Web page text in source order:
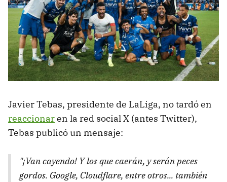
Javier Tebas, presidente de LaLiga, no tardó en
reaccionaren la red social X (antes Twitter),
Tebas publicó un mensaje:
"¡Van cayendo! Y los que caerán, y serán peces
gordos. Google, Cloudflare, entre otros... también